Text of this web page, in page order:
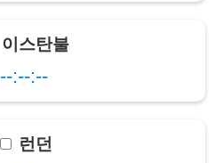
이스탄불
--:--:--
런던